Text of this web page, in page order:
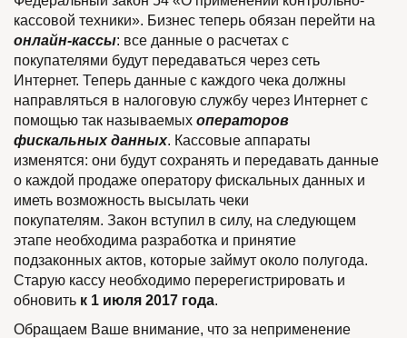
кассовой техники». Бизнес теперь обязан перейти на
онлайн-кассы: все данные о расчетах с
покупателями будут передаваться через сеть
Интернет. Теперь данные с каждого чека должны
направляться в налоговую службу через Интернет с
помощью так называемых операторов
фискальных данных. Кассовые аппараты
изменятся: они будут сохранять и передавать данные
о каждой продаже оператору фискальных данных и
иметь возможность высылать чеки
покупателям. Закон вступил в силу, на следующем
этапе необходима разработка и принятие
подзаконных актов, которые займут около полугода.
Старую кассу необходимо перерегистрировать и
обновить к 1 июля 2017 года.
Обращаем Ваше внимание, что за неприменение